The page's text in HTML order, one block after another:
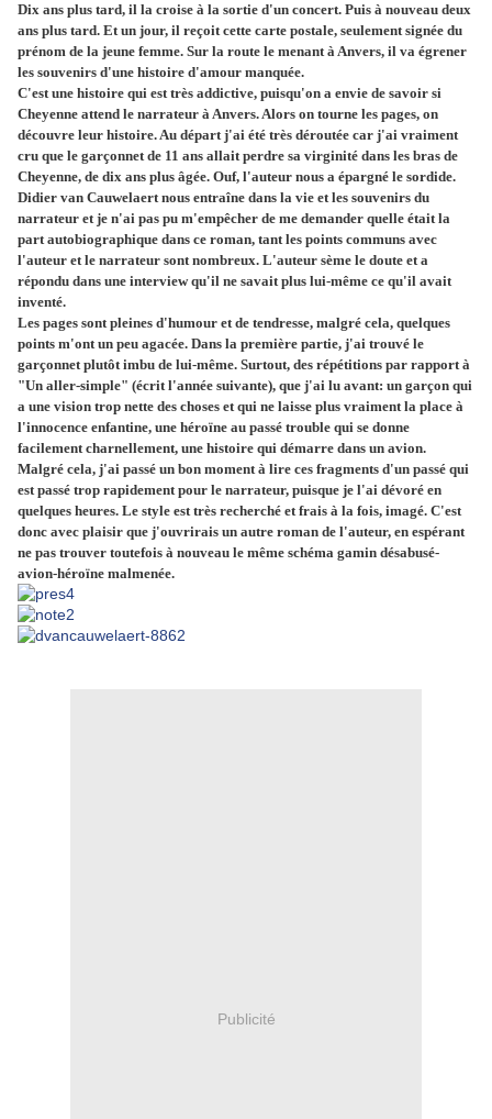
Dix ans plus tard, il la croise à la sortie d'un concert. Puis à nouveau deux
ans plus tard. Et un jour, il reçoit cette carte postale, seulement signée du
prénom de la jeune femme. Sur la route le menant à Anvers, il va égrener
les souvenirs d'une histoire d'amour manquée.
C'est une histoire qui est très addictive, puisqu'on a envie de savoir si
Cheyenne attend le narrateur à Anvers. Alors on tourne les pages, on
découvre leur histoire. Au départ j'ai été très déroutée car j'ai vraiment
cru que le garçonnet de 11 ans allait perdre sa virginité dans les bras de
Cheyenne, de dix ans plus âgée. Ouf, l'auteur nous a épargné le sordide.
Didier van Cauwelaert nous entraîne dans la vie et les souvenirs du
narrateur et je n'ai pas pu m'empêcher de me demander quelle était la
part autobiographique dans ce roman, tant les points communs avec
l'auteur et le narrateur sont nombreux. L'auteur sème le doute et a
répondu dans une interview qu'il ne savait plus lui-même ce qu'il avait
inventé.
Les pages sont pleines d'humour et de tendresse, malgré cela, quelques
points m'ont un peu agacée. Dans la première partie, j'ai trouvé le
garçonnet plutôt imbu de lui-même. Surtout, des répétitions par rapport à
"Un aller-simple" (écrit l'année suivante), que j'ai lu avant: un garçon qui
a une vision trop nette des choses et qui ne laisse plus vraiment la place à
l'innocence enfantine, une héroïne au passé trouble qui se donne
facilement charnellement, une histoire qui démarre dans un avion.
Malgré cela, j'ai passé un bon moment à lire ces fragments d'un passé qui
est passé trop rapidement pour le narrateur, puisque je l'ai dévoré en
quelques heures. Le style est très recherché et frais à la fois, imagé. C'est
donc avec plaisir que j'ouvrirais un autre roman de l'auteur, en espérant
ne pas trouver toutefois à nouveau le même schéma gamin désabusé-
avion-héroïne malmenée.
Publicité